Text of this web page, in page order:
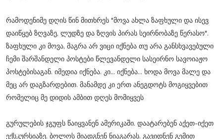
რამოდენიმე დღის წინ მითხრეს "მოვა ახლა ზაფხული და ისევ
დაიწყებ ზღვაზე, ლუდზე და ზღვის პირას სეირნობაზე წერასო".
ზაფხული კი მოვა, მაგრა არ ვიცი იქნება თუ არა განსხვავებული
ჩემი შარშანდელი პოსტები წლევანდელი სასეირნო სავოიაჟო
პოსტებისაგან. იმედია იქნება. კი... იქნება... ხოდა მოვა მალე და
მეც არ დაგზარდებით. მანამდე კი ერთ ანეგდოტს მოგიყვებით
რომელიც მე დიდის ამბით დღეს მომიყვეს
გურულების ჯგუფს წაიყვანენ ამერიკაში. დაატარებენ აქეთ-იქეთ
ექსკურსიაზე. ბოლოს მიადგნენ ნიაგარას. გავიდნენ გემით